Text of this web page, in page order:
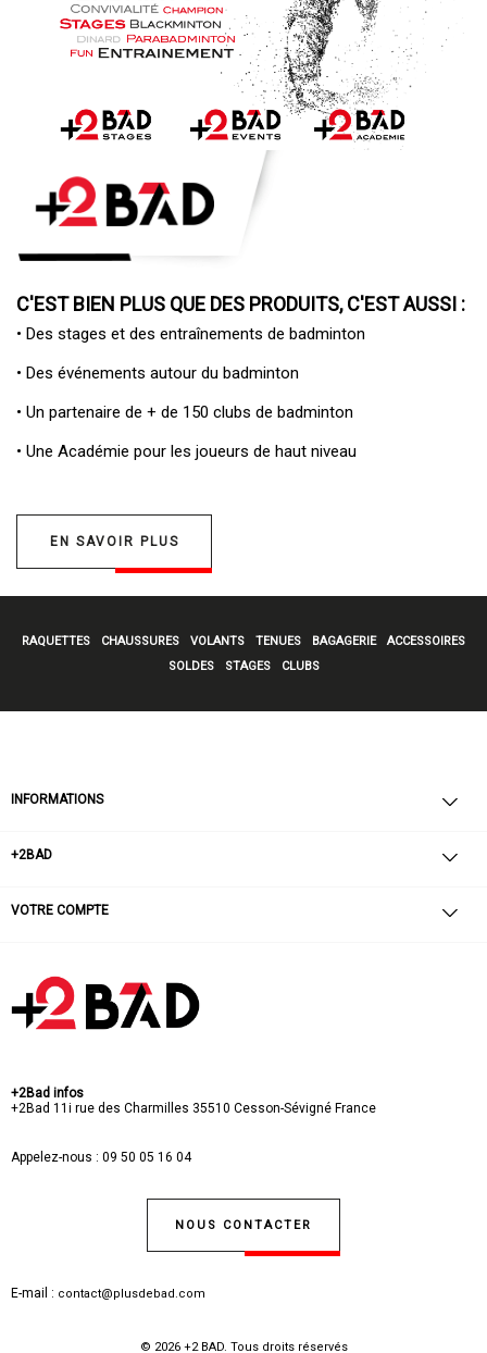
C'EST BIEN PLUS QUE DES PRODUITS, C'EST AUSSI :
• Des stages et des entraînements de badminton
• Des événements autour du badminton
• Un partenaire de + de 150 clubs de badminton
• Une Académie pour les joueurs de haut niveau
EN SAVOIR PLUS
RAQUETTES CHAUSSURES VOLANTS TENUES BAGAGERIE
ACCESSOIRES
SOLDES
STAGES CLUBS
INFORMATIONS
+2BAD
VOTRE COMPTE
+2Bad infos
+2Bad 11i rue des Charmilles 35510 Cesson-Sévigné France
Appelez-nous : 09 50 05 16 04
NOUS CONTACTER
E-mail : contact@plusdebad.com
© 2026 +2 BAD. Tous droits réservés